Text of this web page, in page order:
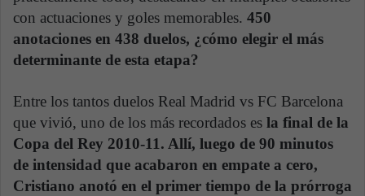
con actuaciones y goles memorables. 450
anotaciones en 438 duelos, ¿cómo elegir el más
determinante de esta etapa?
Entre los tantos duelos Real Madrid vs FC Barcelona
que vivió, uno de los más recordados es la final de la
Copa del Rey 2010-11. Allí, luego de 90 minutos
de intensidad que acabaron en empate a cero,
Cristiano anotó en el primer tiempo de la prórroga